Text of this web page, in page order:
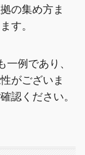
の集め方ま
す。
例であり、
がございま
認ください。